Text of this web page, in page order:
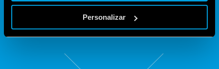
Personalizar